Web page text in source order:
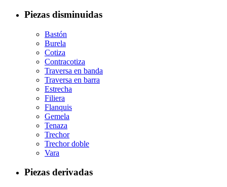
Piezas disminuidas
Bastón
Burela
Cotiza
Contracotiza
Traversa en banda
Traversa en barra
Estrecha
Filiera
Flanquis
Gemela
Tenaza
Trechor
Trechor doble
Vara
Piezas derivadas